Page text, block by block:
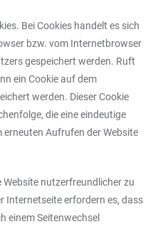
Bei Cookies handelt es sich
bzw. vom Internetbrowser
gespeichert werden. Ruft
ein Cookie auf dem
werden. Dieser Cookie
die eine eindeutige
Aufrufen der Website
Website nutzerfreundlicher zu
Internetseite erfordern es, dass
einem Seitenwechsel